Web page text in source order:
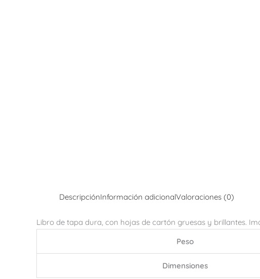
DescripciónInformación adicionalValoraciones (0)
Libro de tapa dura, con hojas de cartón gruesas y brillantes.
Peso
Dimensiones